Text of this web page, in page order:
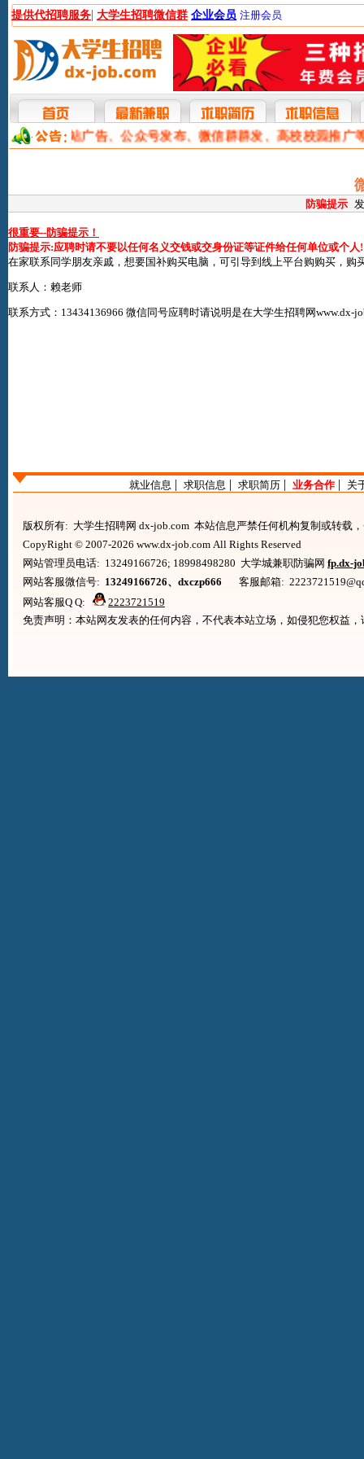
提供代招聘服务| 大学生招聘微信群 企业会员 注册会员
本网提供网站广告、公众号发布、微信群群发、高校校园推
防骗提示
很重要--防骗提示！
防骗提示:应聘时请不要以任何名义交钱或交身份证等证件给任何单位或个人!
在家联系同学朋友亲戚，想要国补购买电脑，可引导到线上平台购购买，购
联系人：赖老师
联系方式：13434136966 微信同号应聘时请说明是在大学生招聘网www.dx-
就业信息 | 求职信息 | 求职简历| 业务合作| 关
版权所有: 大学生招聘网 dx-job.com 本站信息严禁任何机构复制或转载
CopyRight © 2007-2026 www.dx-job.com All Rights Reserved
网站管理员电话: 13249166726; 18998498280 大学城兼职防骗网 fp.dx-
网站客服微信号: 13249166726、dxczp666 客服邮箱:
网站客服Q Q:
2223721519
免责声明：本站网友发表的任何内容，不代表本站立场，如侵犯您权益